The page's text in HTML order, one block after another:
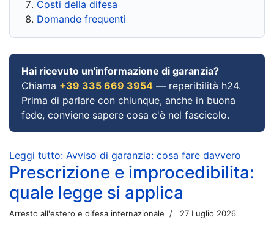
Costi della difesa
Domande frequenti
Hai ricevuto un'informazione di garanzia?
Chiama +39 335 669 3954 — reperibilità h24.
Prima di parlare con chiunque, anche in buona
fede, conviene sapere cosa c'è nel fascicolo.
Leggi tutto: Avviso di garanzia: cosa fare davvero
Prescrizione e improcedibilita:
quale legge si applica
Arresto all'estero e difesa internazionale 27 Luglio 2026